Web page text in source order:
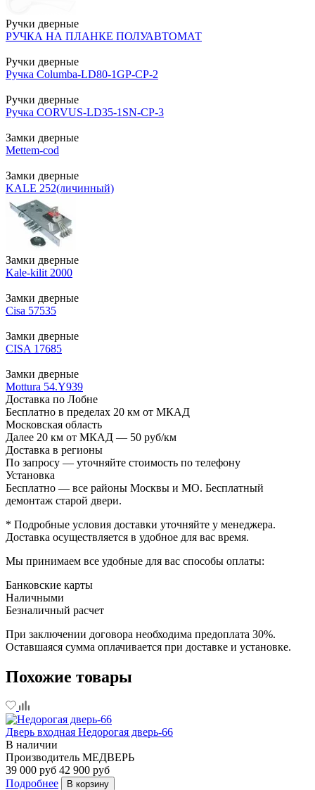
Ручки дверные
РУЧКА НА ПЛАНКЕ ПОЛУАВТОМАТ
Ручки дверные
Ручка Columba-LD80-1GP-CP-2
Ручки дверные
Ручка CORVUS-LD35-1SN-CP-3
Замки дверные
Mettem-cod
Замки дверные
KALE 252(личинный)
Замки дверные
Kale-kilit 2000
Замки дверные
Cisa 57535
Замки дверные
CISA 17685
Замки дверные
Mottura 54.Y939
Доставка по Лобне
Бесплатно в пределах 20 км от МКАД
Московская область
Далее 20 км от МКАД — 50 руб/км
Доставка в регионы
По запросу — уточняйте стоимость по телефону
Установка
Бесплатно — все районы Москвы и МО. Бесплатный
демонтаж старой двери.
* Подробные условия доставки уточняйте у менеджера.
Доставка осуществляется в удобное для вас время.
Мы принимаем все удобные для вас способы оплаты:
Банковские карты
Наличными
Безналичный расчет
При заключении договора необходима предоплата 30%.
Оставшаяся сумма оплачивается при доставке и установке.
Похожие товары
Дверь входная Недорогая дверь-66
В наличии
Производитель МЕДВЕРЬ
39 000 руб 42 900 руб
Подробнее
В корзину